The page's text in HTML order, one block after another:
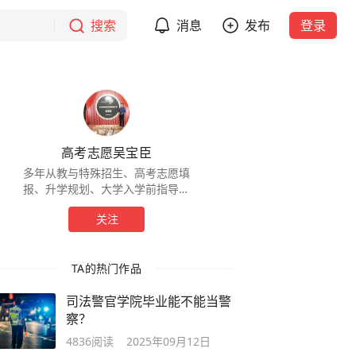
搜索 消息 发布 登录
高考志愿吴宝臣
多年从教与特殊招生、高考志愿填
报、升学规划、大学入学前指导的
经验，诚愿分享给业内新人与考
生、家长…祝福考生高考顺利，录
取如意…
关注
TA的热门作品
司法警官学院毕业能不能当警
察？
4836阅读 2025年09月12日